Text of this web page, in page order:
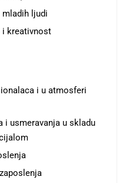
ljudi
i kreativnost
i u atmosferi
i usmeravanja u skladu